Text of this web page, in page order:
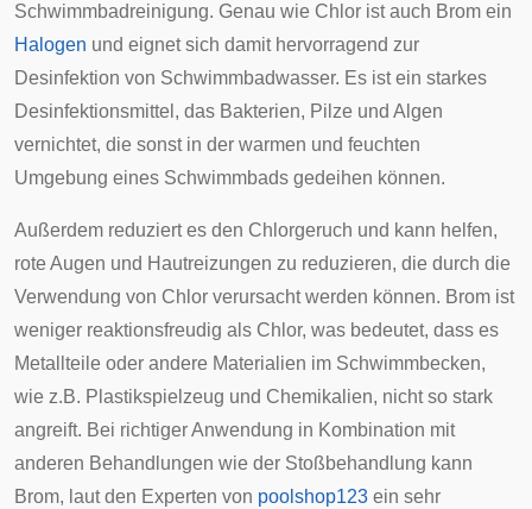
Schwimmbadreinigung. Genau wie Chlor ist auch Brom ein
Halogen und eignet sich damit hervorragend zur
Desinfektion von Schwimmbadwasser. Es ist ein starkes
Desinfektionsmittel, das Bakterien, Pilze und Algen
vernichtet, die sonst in der warmen und feuchten
Umgebung eines Schwimmbads gedeihen können.
Außerdem reduziert es den Chlorgeruch und kann helfen,
rote Augen und Hautreizungen zu reduzieren, die durch die
Verwendung von Chlor verursacht werden können. Brom ist
weniger reaktionsfreudig als Chlor, was bedeutet, dass es
Metallteile oder andere Materialien im Schwimmbecken,
wie z.B. Plastikspielzeug und Chemikalien, nicht so stark
angreift. Bei richtiger Anwendung in Kombination mit
anderen Behandlungen wie der Stoßbehandlung kann
Brom, laut den Experten von poolshop123 ein sehr